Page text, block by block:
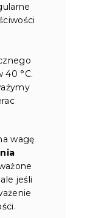
40 °C.
wagę
jeśli